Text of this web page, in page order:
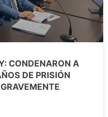
CONDENARON A
DE PRISIÓN